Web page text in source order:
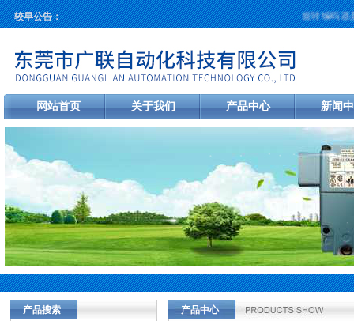
较早公告： 旋转编码器是
网站首页 关于我们 产品中心 新闻
产品搜索
产品中心